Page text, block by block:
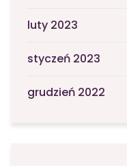
luty 2023
styczeń 2023
grudzień 2022